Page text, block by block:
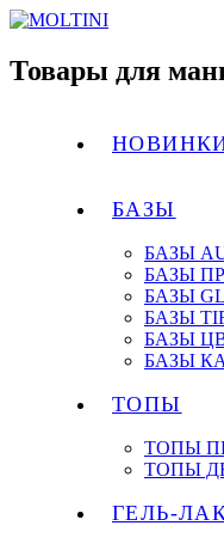
Товары для
БАЗЫ
БАЗЫ
БАЗЫ
БАЗЫ
БАЗЫ
БАЗЫ
БАЗЫ
ТОПЫ
ТОПЫ
ТОПЫ
ГЕЛЬ-